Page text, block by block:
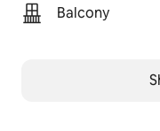
Balcony